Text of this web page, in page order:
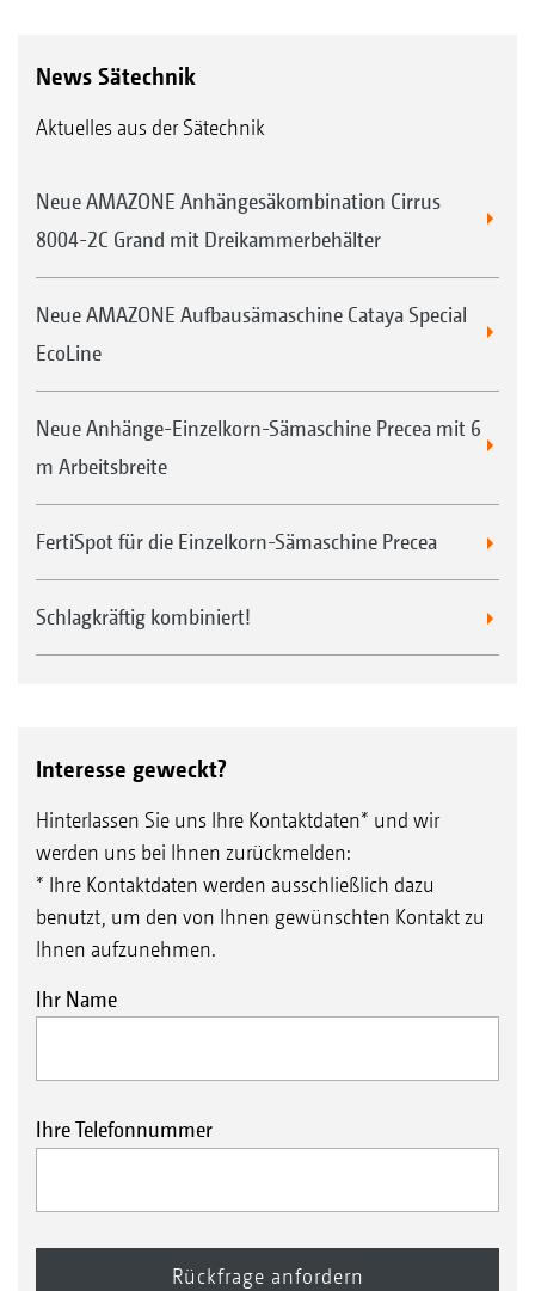
News Sätechnik
Aktuelles aus der Sätechnik
Neue AMAZONE Anhängesäkombination Cirrus
8004-2C Grand mit Dreikammerbehälter
Neue AMAZONE Aufbausämaschine Cataya Special
EcoLine
Neue Anhänge-Einzelkorn-Sämaschine Precea mit 6
m Arbeitsbreite
FertiSpot für die Einzelkorn-Sämaschine Precea
Schlagkräftig kombiniert!
Interesse geweckt?
Hinterlassen Sie uns Ihre Kontaktdaten* und wir
werden uns bei Ihnen zurückmelden:
* Ihre Kontaktdaten werden ausschließlich dazu
benutzt, um den von Ihnen gewünschten Kontakt zu
Ihnen aufzunehmen.
Ihr Name
Ihre Telefonnummer